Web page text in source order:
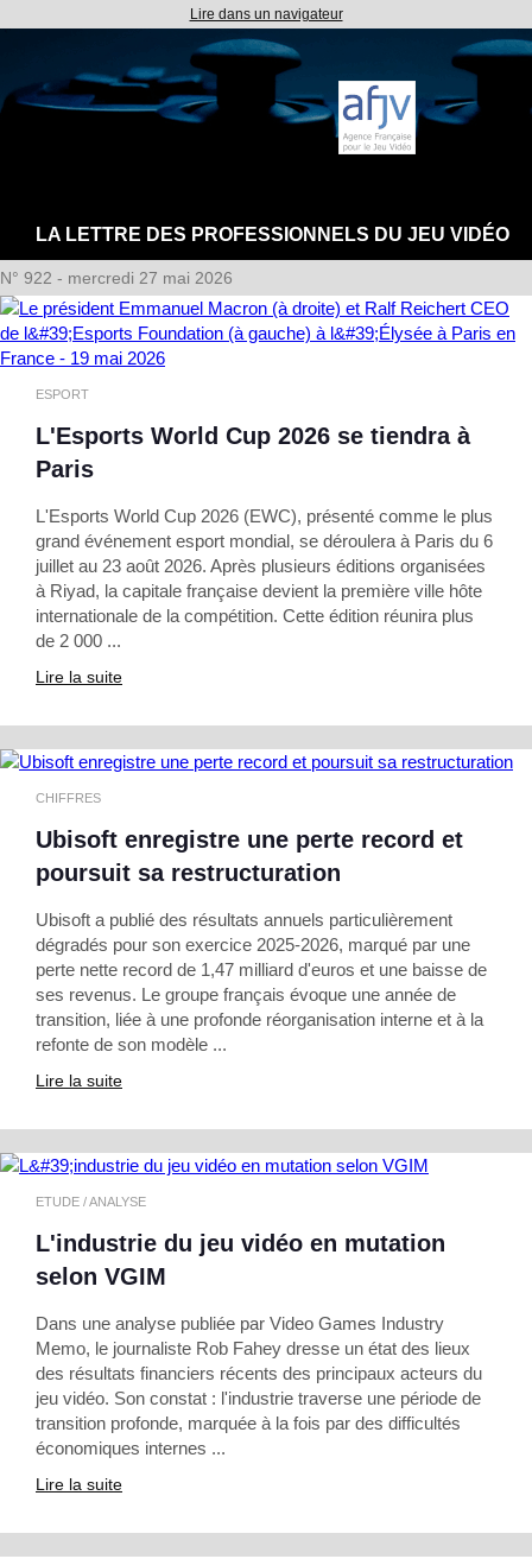
Lire dans un navigateur
LA LETTRE DES PROFESSIONNELS DU JEU VIDÉO
N° 922 - mercredi 27 mai 2026
ESPORT
L'Esports World Cup 2026 se tiendra à
Paris
L'Esports World Cup 2026 (EWC), présenté comme le plus
grand événement esport mondial, se déroulera à Paris du 6
juillet au 23 août 2026. Après plusieurs éditions organisées
à Riyad, la capitale française devient la première ville hôte
internationale de la compétition. Cette édition réunira plus
de 2 000 ...
Lire la suite
CHIFFRES
Ubisoft enregistre une perte record et
poursuit sa restructuration
Ubisoft a publié des résultats annuels particulièrement
dégradés pour son exercice 2025-2026, marqué par une
perte nette record de 1,47 milliard d'euros et une baisse de
ses revenus. Le groupe français évoque une année de
transition, liée à une profonde réorganisation interne et à la
refonte de son modèle ...
Lire la suite
ETUDE / ANALYSE
L'industrie du jeu vidéo en mutation
selon VGIM
Dans une analyse publiée par Video Games Industry
Memo, le journaliste Rob Fahey dresse un état des lieux
des résultats financiers récents des principaux acteurs du
jeu vidéo. Son constat : l'industrie traverse une période de
transition profonde, marquée à la fois par des difficultés
économiques internes ...
Lire la suite